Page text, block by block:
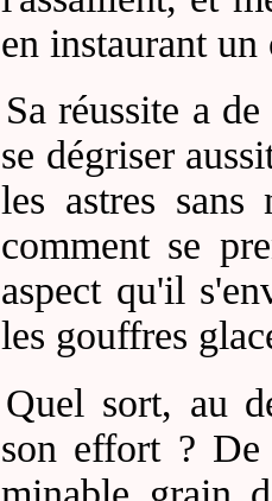
en instaurant
Sa réussite a
se dégriser
les astres sans
comment se
aspect qu'il
les gouffres
Quel sort, au
son effort ?